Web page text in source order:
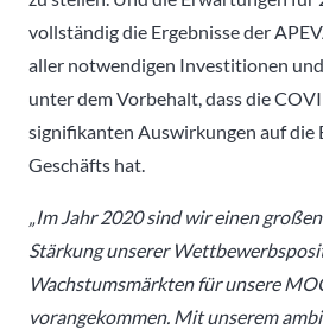
vollständig die Ergebnisse der
aller notwendigen Investitionen
unter dem Vorbehalt, dass die
signifikanten Auswirkungen auf die
Geschäfts hat.
„Im Jahr 2020 sind wir einen
Stärkung unserer
Wachstumsmärkten für unsere
vorangekommen. Mit unserem